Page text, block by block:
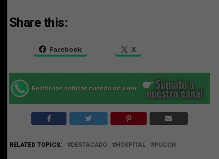
Share this:
Facebook X
RELATED TOPICS: DESTACADO HOSPITAL PUCON